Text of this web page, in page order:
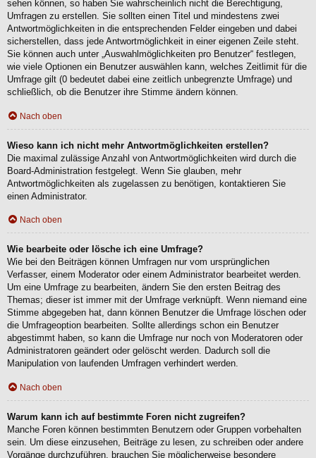
sehen können, so haben Sie wahrscheinlich nicht die Berechtigung,
Umfragen zu erstellen. Sie sollten einen Titel und mindestens zwei
Antwortmöglichkeiten in die entsprechenden Felder eingeben und dabei
sicherstellen, dass jede Antwortmöglichkeit in einer eigenen Zeile steht.
Sie können auch unter „Auswahlmöglichkeiten pro Benutzer“ festlegen,
wie viele Optionen ein Benutzer auswählen kann, welches Zeitlimit für die
Umfrage gilt (0 bedeutet dabei eine zeitlich unbegrenzte Umfrage) und
schließlich, ob die Benutzer ihre Stimme ändern können.
Nach oben
Wieso kann ich nicht mehr Antwortmöglichkeiten erstellen?
Die maximal zulässige Anzahl von Antwortmöglichkeiten wird durch die
Board-Administration festgelegt. Wenn Sie glauben, mehr
Antwortmöglichkeiten als zugelassen zu benötigen, kontaktieren Sie
einen Administrator.
Nach oben
Wie bearbeite oder lösche ich eine Umfrage?
Wie bei den Beiträgen können Umfragen nur vom ursprünglichen
Verfasser, einem Moderator oder einem Administrator bearbeitet werden.
Um eine Umfrage zu bearbeiten, ändern Sie den ersten Beitrag des
Themas; dieser ist immer mit der Umfrage verknüpft. Wenn niemand eine
Stimme abgegeben hat, dann können Benutzer die Umfrage löschen oder
die Umfrageoption bearbeiten. Sollte allerdings schon ein Benutzer
abgestimmt haben, so kann die Umfrage nur noch von Moderatoren oder
Administratoren geändert oder gelöscht werden. Dadurch soll die
Manipulation von laufenden Umfragen verhindert werden.
Nach oben
Warum kann ich auf bestimmte Foren nicht zugreifen?
Manche Foren können bestimmten Benutzern oder Gruppen vorbehalten
sein. Um diese einzusehen, Beiträge zu lesen, zu schreiben oder andere
Vorgänge durchzuführen, brauchen Sie möglicherweise besondere